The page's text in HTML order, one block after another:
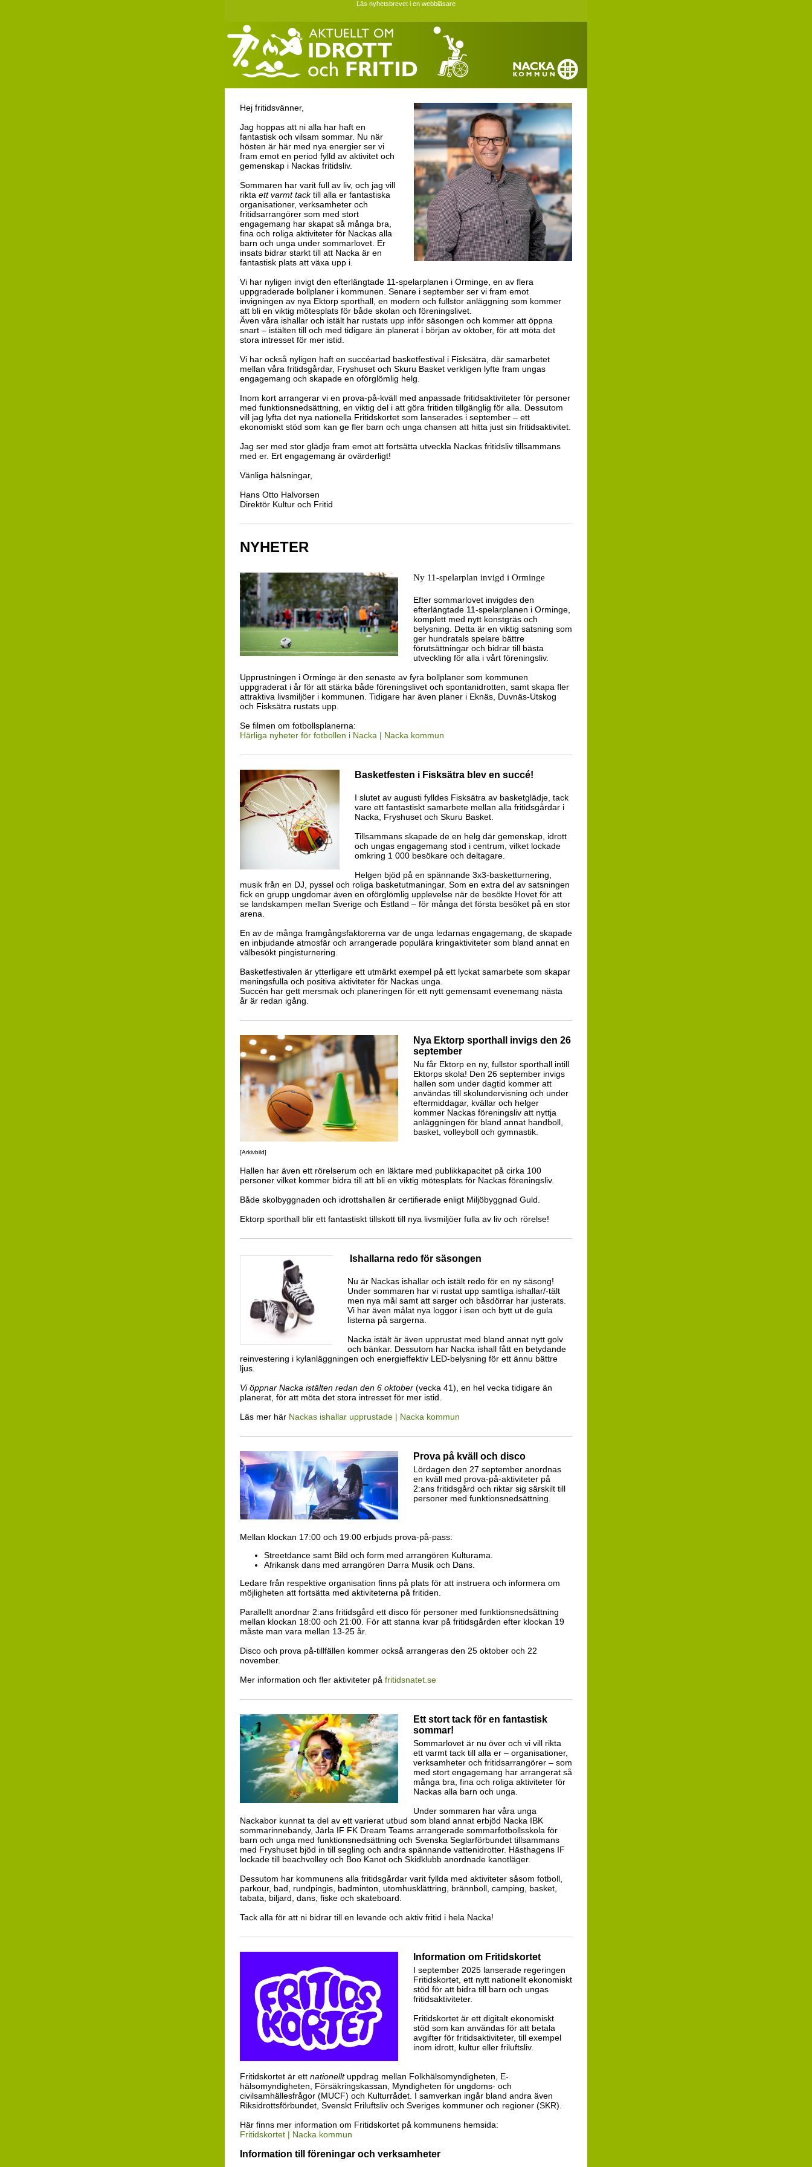
Läs nyhetsbrevet i en webbläsare
Hej fritidsvänner,
Jag hoppas att ni alla har haft en
fantastisk och vilsam sommar. Nu när
hösten är här med nya energier ser vi
fram emot en period fylld av aktivitet och
gemenskap i Nackas fritidsliv.
Sommaren har varit full av liv, och jag vill
rikta ett varmt tacktill alla er fantastiska
organisationer, verksamheter och
fritidsarrangörer som med stort
engagemang har skapat så många bra,
fina och roliga aktiviteter för Nackas alla
barn och unga under sommarlovet. Er
insats bidrar starkt till att Nacka är en
fantastisk plats att växa upp i.
Vi har nyligen invigt den efterlängtade 11-spelarplanen i Orminge, en av flera
uppgraderade bollplaner i kommunen. Senare i september ser vi fram emot
invigningen av nya Ektorp sporthall, en modern och fullstor anläggning som kommer
att bli en viktig mötesplats för både skolan och föreningslivet.
Även våra ishallar och istält har rustats upp inför säsongen och kommer att öppna
snart – istälten till och med tidigare än planerat i början av oktober, för att möta det
stora intresset för mer istid.
Vi har också nyligen haft en succéartad basketfestival i Fisksätra, där samarbetet
mellan våra fritidsgårdar, Fryshuset och Skuru Basket verkligen lyfte fram ungas
engagemang och skapade en oförglömlig helg.
Inom kort arrangerar vi en prova-på-kväll med anpassade fritidsaktiviteter för personer
med funktionsnedsättning, en viktig del i att göra fritiden tillgänglig för alla. Dessutom
vill jag lyfta det nya nationella Fritidskortet som lanserades i september – ett
ekonomiskt stöd som kan ge fler barn och unga chansen att hitta just sin fritidsaktivitet.
Jag ser med stor glädje fram emot att fortsätta utveckla Nackas fritidsliv tillsammans
med er. Ert engagemang är ovärderligt!
Vänliga hälsningar,
Hans Otto Halvorsen
Direktör Kultur och Fritid
NYHETER
Ny 11-spelarplan invigd i Orminge
Efter sommarlovet invigdes den
efterlängtade 11-spelarplanen i Orminge,
komplett med nytt konstgräs och
belysning. Detta är en viktig satsning som
ger hundratals spelare bättre
förutsättningar och bidrar till bästa
utveckling för alla i vårt föreningsliv.
Upprustningen i Orminge är den senaste av fyra bollplaner som kommunen
uppgraderat i år för att stärka både föreningslivet och spontanidrotten, samt skapa fler
attraktiva livsmiljöer i kommunen. Tidigare har även planer i Eknäs, Duvnäs-Utskog
och Fisksätra rustats upp.
Se filmen om fotbollsplanerna:
Härliga nyheter för fotbollen i Nacka | Nacka kommun
Basketfesten i Fisksätra blev en succé!
I slutet av augusti fylldes Fisksätra av basketglädje, tack
vare ett fantastiskt samarbete mellan alla fritidsgårdar i
Nacka, Fryshuset och Skuru Basket.
Tillsammans skapade de en helg där gemenskap, idrott
och ungas engagemang stod i centrum, vilket lockade
omkring 1 000 besökare och deltagare.
Helgen bjöd på en spännande 3x3-basketturnering,
musik från en DJ, pyssel och roliga basketutmaningar. Som en extra del av satsningen
fick en grupp ungdomar även en oförglömlig upplevelse när de besökte Hovet för att
se landskampen mellan Sverige och Estland – för många det första besöket på en stor
arena.
En av de många framgångsfaktorerna var de unga ledarnas engagemang, de skapade
en inbjudande atmosfär och arrangerade populära kringaktiviteter som bland annat en
välbesökt pingisturnering.
Basketfestivalen är ytterligare ett utmärkt exempel på ett lyckat samarbete som skapar
meningsfulla och positiva aktiviteter för Nackas unga.
Succén har gett mersmak och planeringen för ett nytt gemensamt evenemang nästa
år är redan igång.
Nya Ektorp sporthall invigs den 26
september
Nu får Ektorp en ny, fullstor sporthall intill
Ektorps skola! Den 26 september invigs
hallen som under dagtid kommer att
användas till skolundervisning och under
eftermiddagar, kvällar och helger
kommer Nackas föreningsliv att nyttja
anläggningen för bland annat handboll,
basket, volleyboll och gymnastik.
[Arkivbild]
Hallen har även ett rörelserum och en läktare med publikkapacitet på cirka 100
personer vilket kommer bidra till att bli en viktig mötesplats för Nackas föreningsliv.
Både skolbyggnaden och idrottshallen är certifierade enligt Miljöbyggnad Guld.
Ektorp sporthall blir ett fantastiskt tillskott till nya livsmiljöer fulla av liv och rörelse!
Ishallarna redo för säsongen
Nu är Nackas ishallar och istält redo för en ny säsong!
Under sommaren har vi rustat upp samtliga ishallar/-tält
men nya mål samt att sarger och båsdörrar har justerats.
Vi har även målat nya loggor i isen och bytt ut de gula
listerna på sargerna.
Nacka istält är även upprustat med bland annat nytt golv
och bänkar. Dessutom har Nacka ishall fått en betydande
reinvestering i kylanläggningen och energieffektiv LED-belysning för ett ännu bättre
ljus.
Vi öppnar Nacka istälten redan den 6 oktober (vecka 41), en hel vecka tidigare än
planerat, för att möta det stora intresset för mer istid.
Läs mer här Nackas ishallar upprustade | Nacka kommun
Prova på kväll och disco
Lördagen den 27 september anordnas
en kväll med prova-på-aktiviteter på
2:ans fritidsgård och riktar sig särskilt till
personer med funktionsnedsättning.
Mellan klockan 17:00 och 19:00 erbjuds prova-på-pass:
Streetdance samt Bild och form med arrangören Kulturama.
Afrikansk dans med arrangören Darra Musik och Dans.
Ledare från respektive organisation finns på plats för att instruera och informera om
möjligheten att fortsätta med aktiviteterna på fritiden.
Parallellt anordnar 2:ans fritidsgård ett disco för personer med funktionsnedsättning
mellan klockan 18:00 och 21:00. För att stanna kvar på fritidsgården efter klockan 19
måste man vara mellan 13-25 år.
Disco och prova på-tillfällen kommer också arrangeras den 25 oktober och 22
november.
Mer information och fler aktiviteter på fritidsnatet.se
Ett stort tack för en fantastisk
sommar!
Sommarlovet är nu över och vi vill rikta
ett varmt tack till alla er – organisationer,
verksamheter och fritidsarrangörer – som
med stort engagemang har arrangerat så
många bra, fina och roliga aktiviteter för
Nackas alla barn och unga.
Under sommaren har våra unga
Nackabor kunnat ta del av ett varierat utbud som bland annat erbjöd Nacka IBK
sommarinnebandy, Järla IF FK Dream Teams arrangerade sommarfotbollsskola för
barn och unga med funktionsnedsättning och Svenska Seglarförbundet tillsammans
med Fryshuset bjöd in till segling och andra spännande vattenidrotter. Hästhagens IF
lockade till beachvolley och Boo Kanot och Skidklubb anordnade kanotläger.
Dessutom har kommunens alla fritidsgårdar varit fyllda med aktiviteter såsom fotboll,
parkour, bad, rundpingis, badminton, utomhusklättring, brännboll, camping, basket,
tabata, biljard, dans, fiske och skateboard.
Tack alla för att ni bidrar till en levande och aktiv fritid i hela Nacka!
Information om Fritidskortet
I september 2025 lanserade regeringen
Fritidskortet, ett nytt nationellt ekonomiskt
stöd för att bidra till barn och ungas
fritidsaktiviteter.
Fritidskortet är ett digitalt ekonomiskt
stöd som kan användas för att betala
avgifter för fritidsaktiviteter, till exempel
inom idrott, kultur eller friluftsliv.
Fritidskortet är ett nationelltuppdrag mellan Folkhälsomyndigheten, E-
hälsomyndigheten, Försäkringskassan, Myndigheten för ungdoms- och
civilsamhällesfrågor (MUCF) och Kulturrådet. I samverkan ingår bland andra även
Riksidrottsförbundet, Svenskt Friluftsliv och Sveriges kommuner och regioner (SKR).
Här finns mer information om Fritidskortet på kommunens hemsida:
Fritidskortet | Nacka kommun
Information till föreningar och verksamheter